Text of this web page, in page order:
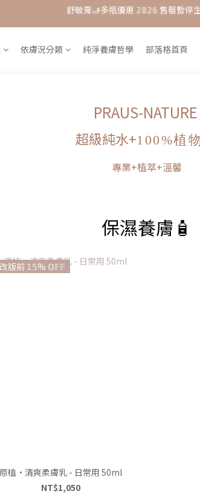
每月打卡📱賺自己的購物金
單品𝟟 折起 ★ 𝟚𝟘𝟚𝟞接軌歐盟粧品★改版
每月打卡📱賺自己的購物金
依膚況分類 純淨養膚哲學 部落格首頁
PRAUS-NATURE
超級純水+100%植
專業+植萃+溫馨
保濕養膚🧴
改版前 𝟙𝟝% 𝕆𝔽𝔽
原植•清爽柔膚乳 - 日常用 50ml
NT$1,050